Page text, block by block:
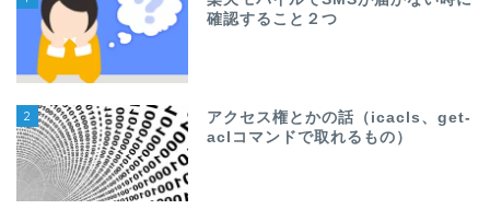
確認すること２つ
2
アクセス権とかの話（icacls、get-
aclコマンドで取れるもの）